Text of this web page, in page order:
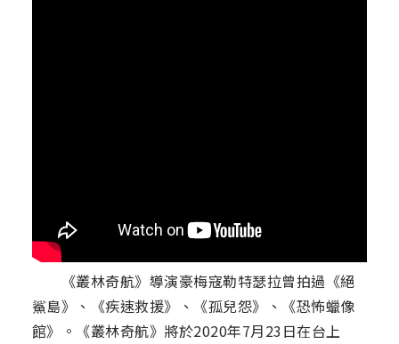
《叢林奇航》導演豪梅寇勒特瑟拉曾拍過《絕
鯊島》、《疾速救援》、《孤兒怨》、《恐怖蠟像
館》。《叢林奇航》將於2020年7月23日在台上